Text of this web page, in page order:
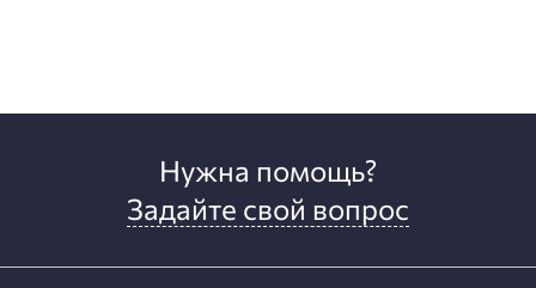
Нужна помощь?
Задайте свой вопрос